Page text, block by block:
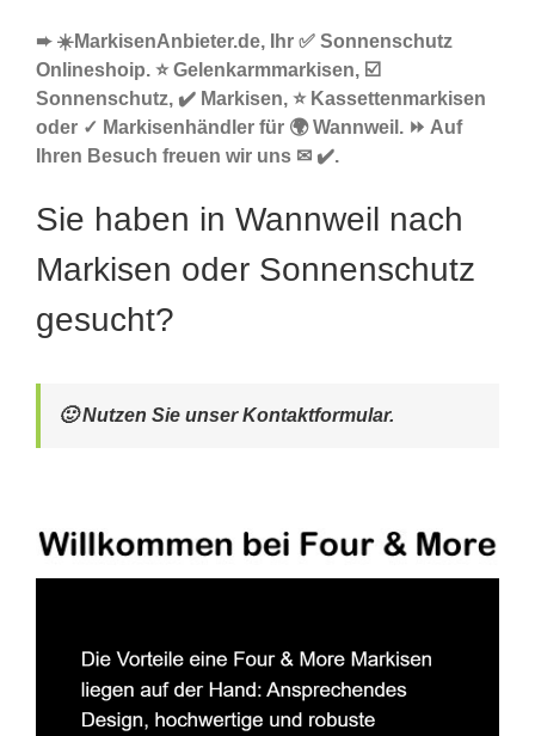
➨ ☀️MarkisenAnbieter.de, Ihr ✅ Sonnenschutz
Onlineshoip. ⭐ Gelenkarmmarkisen, ☑️
Sonnenschutz, ✔️ Markisen, ⭐ Kassettenmarkisen
oder ✓ Markisenhändler für 🌍 Wannweil. ⏩ Auf
Ihren Besuch freuen wir uns ✉ ✔️.
Sie haben in Wannweil nach
Markisen oder Sonnenschutz
gesucht?
🙂 Nutzen Sie unser Kontaktformular.